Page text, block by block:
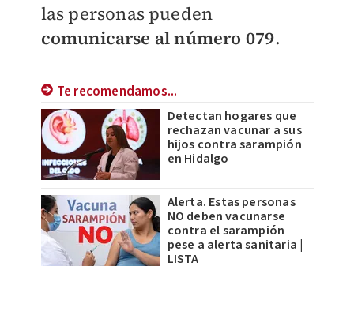
las personas pueden
comunicarse al número 079.
Te recomendamos...
Detectan hogares que
rechazan vacunar a sus
hijos contra sarampión
en Hidalgo
Alerta. Estas personas
NO deben vacunarse
contra el sarampión
pese a alerta sanitaria |
LISTA